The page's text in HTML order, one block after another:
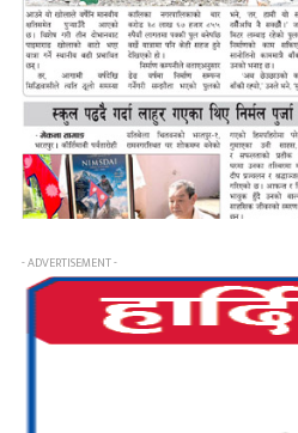
- ADVERTISEMENT -